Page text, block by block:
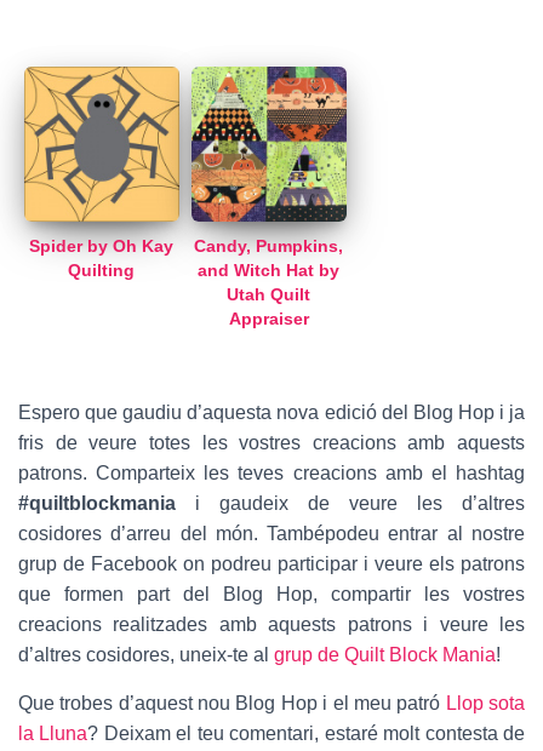
Spider by Oh Kay
Quilting
Candy, Pumpkins,
and Witch Hat by
Utah Quilt
Appraiser
Espero que gaudiu d’aquesta nova edició del Blog Hop i ja
fris de veure totes les vostres creacions amb aquests
patrons. Comparteix les teves creacions amb el hashtag
#quiltblockmania i gaudeix de veure les d’altres
cosidores d’arreu del món. Tambépodeu entrar al nostre
grup de Facebook on podreu participar i veure els patrons
que formen part del Blog Hop, compartir les vostres
creacions realitzades amb aquests patrons i veure les
d’altres cosidores, uneix-te al grup de Quilt Block Mania!
Que trobes d’aquest nou Blog Hop i el meu patró Llop sota
la Lluna? Deixam el teu comentari, estaré molt contesta de